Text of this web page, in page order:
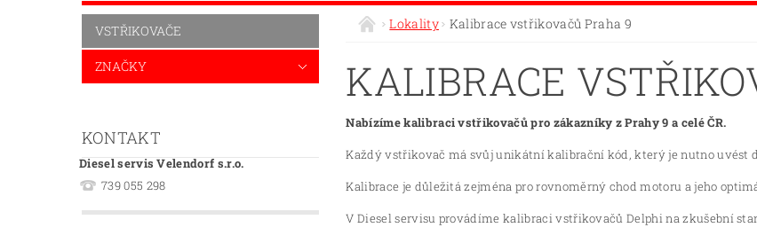
VSTŘIKOVAČE
ZNAČKY
KONTAKT
Diesel servis Velendorf s.r.o.
739 055 298
Lokality Kalibrace vstřikovačů Praha 9
KALIBRACE
Nabízíme kalibraci vstřikovačů pro zákazníky z Prahy 9 a celé ČR.
Každý vstřikovač má svůj unikátní kalibrační kód, který je nutno uvést
Kalibrace je důležitá zejména pro rovnoměrný chod motoru a jeho
V Diesel servisu provádíme kalibraci vstřikovačů Delphi na zkušební